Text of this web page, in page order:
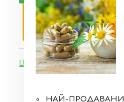
НАЙ-ПРОДАВАНИ
ПОПИТАЙ
Добави в желани